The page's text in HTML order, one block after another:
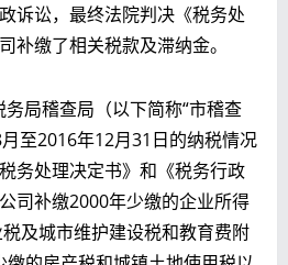
诉讼，最终法院判决《税务处
补缴了相关税款及滞纳金。
局稽查局（以下简称“市稽查
至2016年12月31日的纳税情况
务处理决定书》和《税务行政
司补缴2000年少缴的企业所得
及城市维护建设税和教育费附